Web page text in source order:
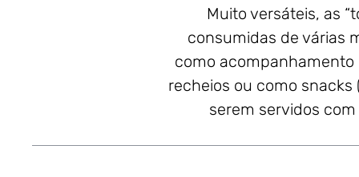
Muito versáteis, as
consumidas de várias
como
recheios ou como
serem servidos